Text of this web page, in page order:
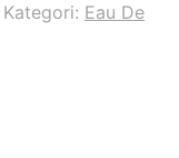
Kategori: Eau De